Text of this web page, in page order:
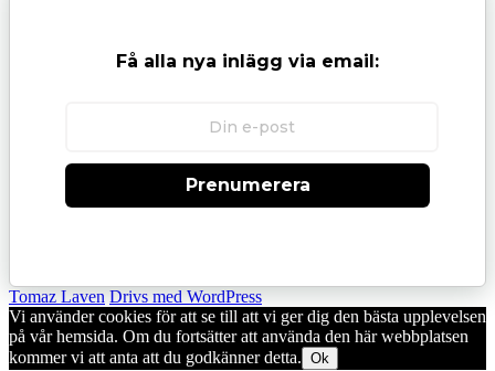
Få alla nya inlägg via email:
Prenumerera
Tomaz Laven Drivs med WordPress
Vi använder cookies för att se till att vi ger dig den bästa upplevelsen
på vår hemsida. Om du fortsätter att använda den här webbplatsen
kommer vi att anta att du godkänner detta. Ok